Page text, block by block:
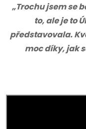
„Trochu jsem se
to, ale je to
představovala.
moc díky, jak